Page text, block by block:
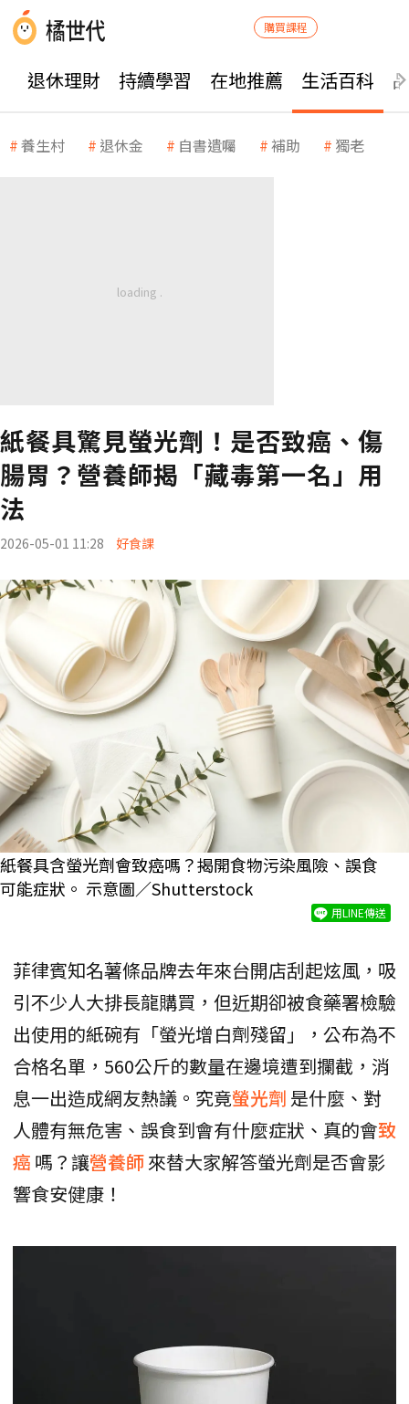
購買課程
退休理財 持續學習 在地推薦 生活百科
養生村 退休金 自書遺囑 補助 獨老
紙餐具驚見螢光劑！是否致癌、傷
腸胃？營養師揭「藏毒第一名」用
法
2026-05-01 11:28 好食課
紙餐具含螢光劑會致癌嗎？揭開食物污染風險、誤食
可能症狀。 示意圖／Shutterstock
用LINE傳送
菲律賓知名薯條品牌去年來台開店刮起炫風，吸
引不少人大排長龍購買，但近期卻被食藥署檢驗
出使用的紙碗有「螢光增白劑殘留」，公布為不
合格名單，560公斤的數量在邊境遭到攔截，消
息一出造成網友熱議。究竟螢光劑 是什麼、對
人體有無危害、誤食到會有什麼症狀、真的會致
癌 嗎？讓營養師來替大家解答螢光劑是否會影
響食安健康！